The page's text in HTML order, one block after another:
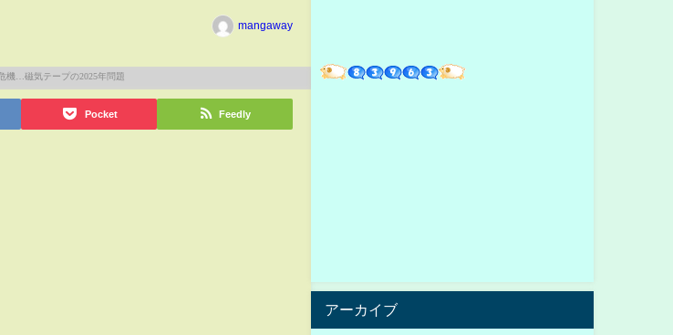
mangaway
Pocket Feedly
アーカイブ